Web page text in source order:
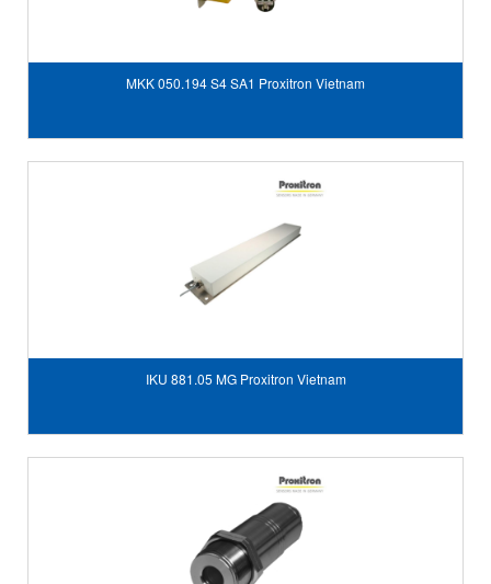
MKK 050.194 S4 SA1 Proxitron Vietnam
IKU 881.05 MG Proxitron Vietnam